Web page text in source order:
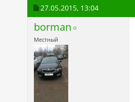
27.05.2015, 13:04
borman
Местный